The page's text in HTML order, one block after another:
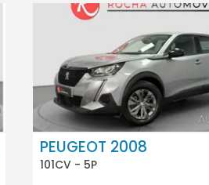
PEUGEOT 2008
101CV - 5P